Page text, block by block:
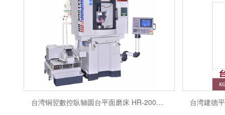
台湾铜翌數控臥轴圆台平面磨床 HR-200AND维修售后配